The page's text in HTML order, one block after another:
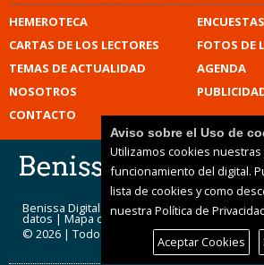
HEMEROTECA
ENCUESTAS
CARTAS DE LOS LECTORES
FOTOS DE
TEMAS DE ACTUALIDAD
AGENDA
NOSOTROS
CONTACTO
Benissa Digital |Términos de uso|
datos | Mapa del sitio
© 2026 | Todos los derechos reservados
Aviso sobre el Uso de
Utilizamos cookies
funcionamiento del digital.
lista de cookies y como
nuestra Política de
Aceptar Cookies